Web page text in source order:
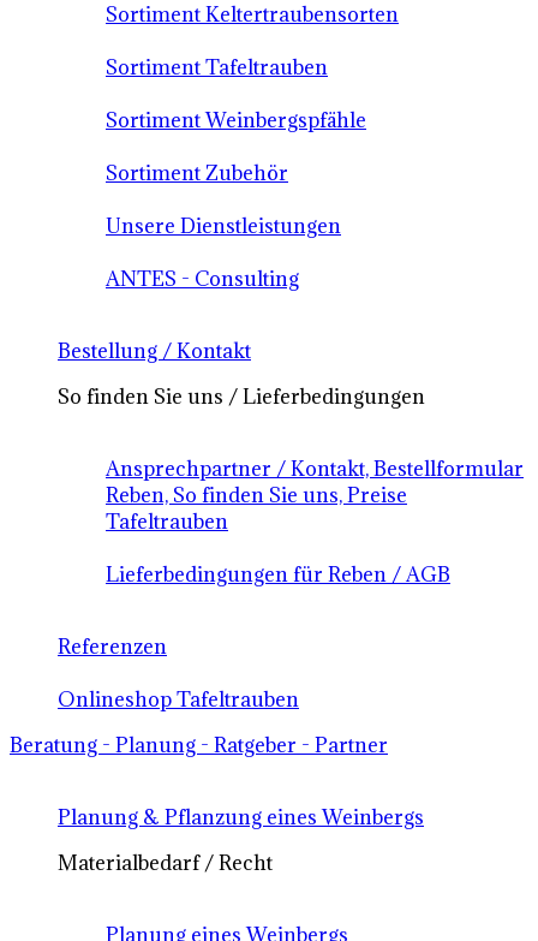
Sortiment Keltertraubensorten
Sortiment Tafeltrauben
Sortiment Weinbergspfähle
Sortiment Zubehör
Unsere Dienstleistungen
ANTES - Consulting
Bestellung / Kontakt
So finden Sie uns / Lieferbedingungen
Ansprechpartner / Kontakt, Bestellformular
Reben, So finden Sie uns, Preise
Tafeltrauben
Lieferbedingungen für Reben / AGB
Referenzen
Onlineshop Tafeltrauben
Beratung - Planung - Ratgeber - Partner
Planung & Pflanzung eines Weinbergs
Materialbedarf / Recht
Planung eines Weinbergs